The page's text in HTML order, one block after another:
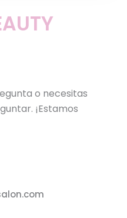
o necesitas
¡Estamos